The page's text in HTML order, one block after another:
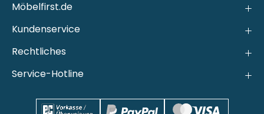
Möbelfirst.de
Kundenservice
Rechtliches
Service-Hotline